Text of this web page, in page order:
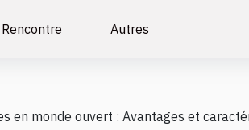
Rencontre Autres
en monde ouvert : Avantages et